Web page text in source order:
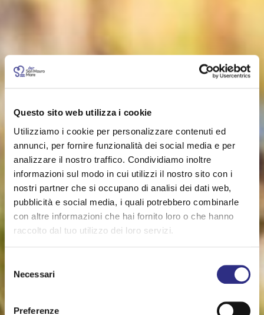
Questo sito web utilizza i cookie
Utilizziamo i cookie per personalizzare contenuti ed
annunci, per fornire funzionalità dei social media e per
analizzare il nostro traffico. Condividiamo inoltre
informazioni sul modo in cui utilizzi il nostro sito con i
nostri partner che si occupano di analisi dei dati web,
pubblicità e social media, i quali potrebbero combinarle
con altre informazioni che hai fornito loro o che hanno
raccolto dal tuo utilizzo dei loro servizi.
delNecessari
Preferenze